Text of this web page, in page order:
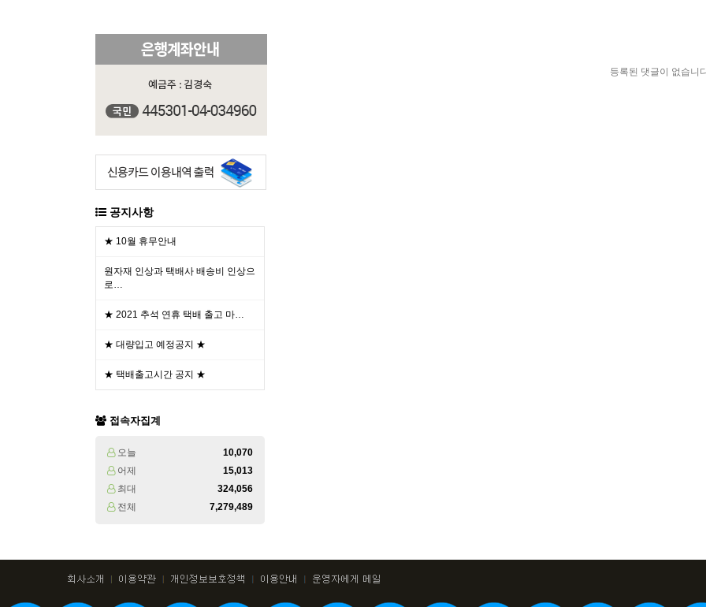
공지사항
★ 10월 휴무안내
원자재 인상과 택배사 배송비 인상으
로…
★ 2021 추석 연휴 택배 출고 마…
★ 대량입고 예정공지 ★
★ 택배출고시간 공지 ★
접속자집계
오늘
10,070
어제
15,013
최대
324,056
전체
7,279,489
등록된 댓글이 없습니